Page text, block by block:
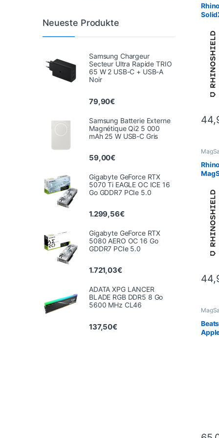
+
Neueste Produkte
Samsung Chargeur
Secteur Ultra Rapide TRIO
65 W 2 USB-C + USB-A
Noir
79,90€
Samsung Batterie Externe
Magnétique Qi2 5 000
mAh 25 W USB-C Gris
59,00€
Gigabyte GeForce RTX
5070 Ti EAGLE OC ICE 16
Go GDDR7 PCIe 5.0
1.299,56€
Gigabyte GeForce RTX
5080 AERO OC 16 Go
GDDR7 PCIe 5.0
1.721,03€
ADATA XPG LANCER
BLADE RGB DDR5 8 Go
5600 MHz CL46
137,50€